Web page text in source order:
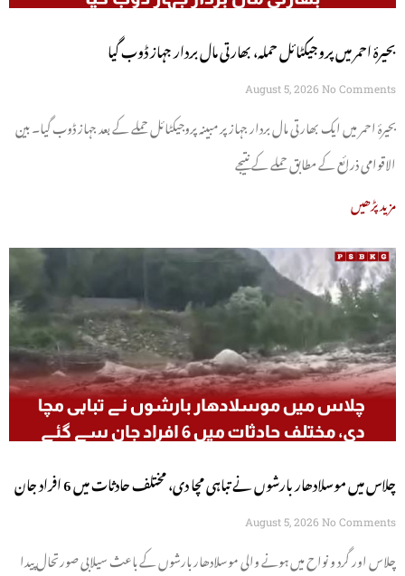
بحیرۂ احمر میں پروجیکٹائل حملہ، بھارتی مال بردار جہاز ڈوب گیا
August 5, 2026 No Comments
بحیرۂ احمر میں ایک بھارتی مال بردار جہاز پر مبینہ پروجیکٹائل حملے کے بعد جہاز ڈوب گیا۔ بین
الاقوامی ذرائع کے مطابق حملے کے نتیجے
مزید پڑھیں
چلاس میں موسلادھار بارشوں نے تباہی مچا دی، مختلف حادثات میں 6 افراد جان
سے گئے
August 5, 2026 No Comments
چلاس اور گرد و نواح میں ہونے والی موسلادھار بارشوں کے باعث سیلابی صورتحال پیدا